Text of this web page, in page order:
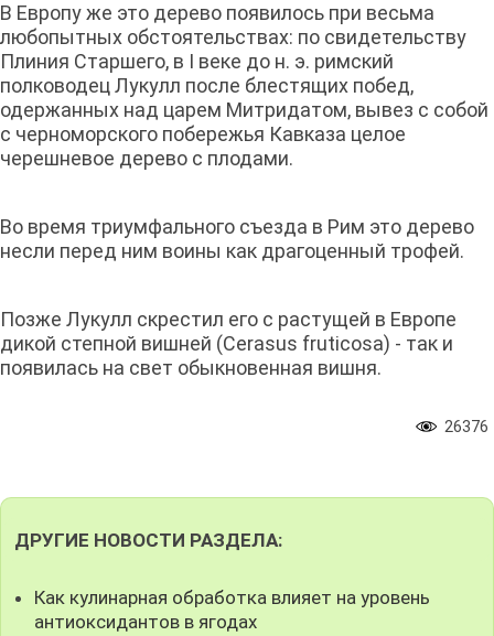
В Европу же это дерево появилось при весьма
любопытных обстоятельствах: по свидетельству
Плиния Старшего, в I веке до н. э. римский
полководец Лукулл после блестящих побед,
одержанных над царем Митридатом, вывез с собой
с черноморского побережья Кавказа целое
черешневое дерево с плодами.
Во время триумфального съезда в Рим это дерево
несли перед ним воины как драгоценный трофей.
Позже Лукулл скрестил его с растущей в Европе
дикой степной вишней (Cerasus fruticosa) - так и
появилась на свет обыкновенная вишня.
26376
ДРУГИЕ НОВОСТИ РАЗДЕЛА:
Как кулинарная обработка влияет на уровень
антиоксидантов в ягодах